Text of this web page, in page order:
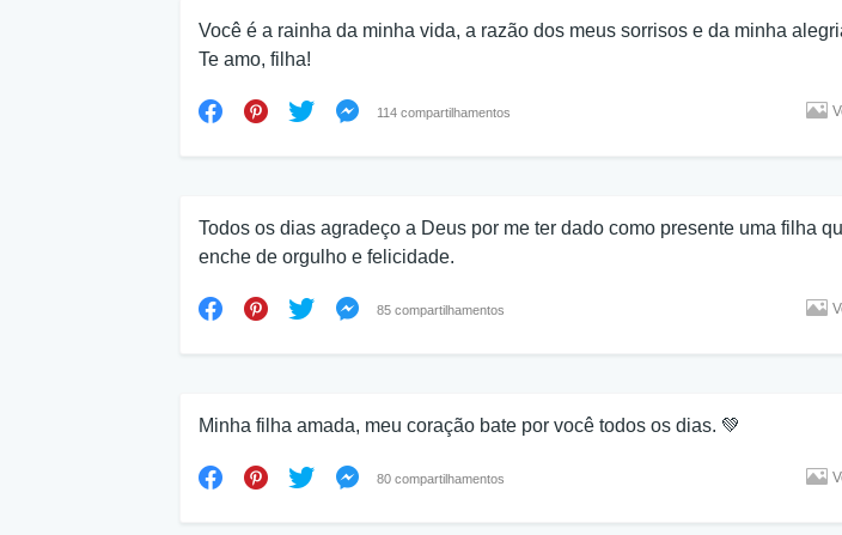
Você é a rainha da minha vida, a razão dos meus sorrisos e da minha
Te amo, filha!
114 compartilhamentos
Todos os dias agradeço a Deus por me ter dado como presente uma filha
enche de orgulho e felicidade.
85 compartilhamentos
Minha filha amada, meu coração bate por você todos os dias. 💚
80 compartilhamentos